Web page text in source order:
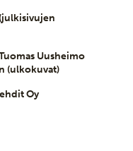
Uusheimo
(ulkokuvat)
Oy